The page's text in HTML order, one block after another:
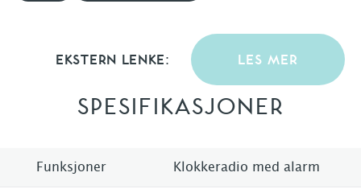
EKSTERN LENKE: LES MER
SPESIFIKASJONER
Funksjoner Klokkeradio med alarm